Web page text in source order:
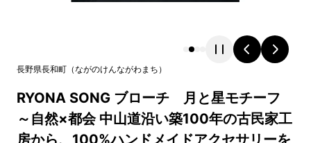
長野県長和町 （ながのけんながわまち ）
RYONA SONG ブローチ 月と星モチーフ
～自然×都会 中山道沿い築100年の古民家工
房から、100%ハンドメイドアクセサリーを